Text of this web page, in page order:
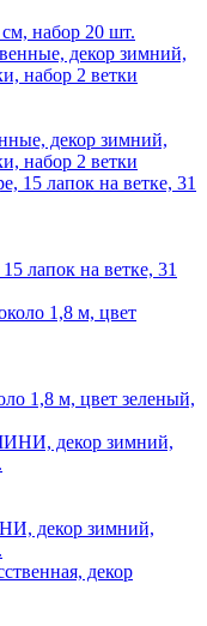
набор 20 шт.
декор зимний,
набор 2 ветки
лапок на ветке, 31
1,8 м, цвет зеленый,
декор зимний,